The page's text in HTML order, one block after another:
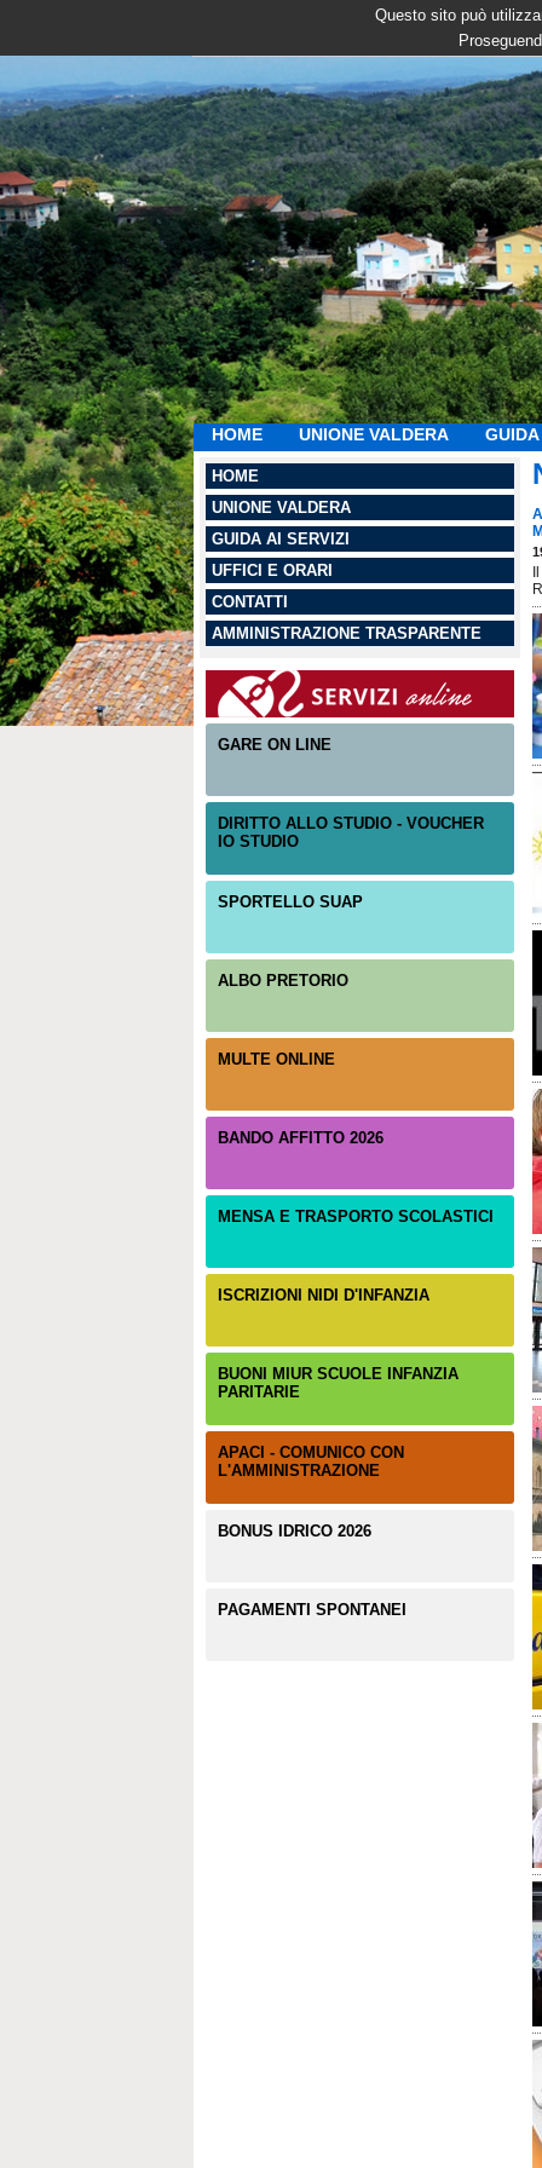
Questo sito può
HOME UNIONE VALDERA
HOME
UNIONE VALDERA
GUIDA AI SERVIZI
UFFICI E ORARI
CONTATTI
AMMINISTRAZIONE TRASPARENTE
GARE ON LINE
DIRITTO ALLO STUDIO - VOUCHER
IO STUDIO
SPORTELLO SUAP
ALBO PRETORIO
MULTE ONLINE
BANDO AFFITTO 2026
MENSA E TRASPORTO SCOLASTICI
ISCRIZIONI NIDI D'INFANZIA
BUONI MIUR SCUOLE INFANZIA
PARITARIE
APACI - COMUNICO CON
L'AMMINISTRAZIONE
BONUS IDRICO 2026
PAGAMENTI SPONTANEI